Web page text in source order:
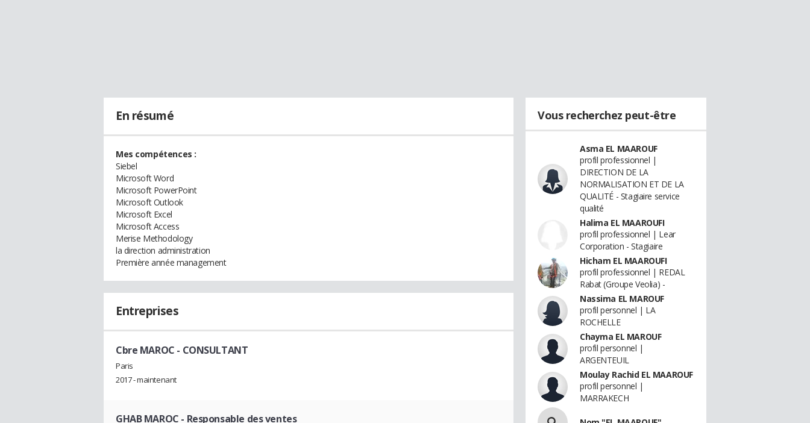
En résumé
Mes compétences :
Siebel
Microsoft Word
Microsoft PowerPoint
Microsoft Outlook
Microsoft Excel
Microsoft Access
Merise Methodology
la direction administration
Première année management
Entreprises
Cbre MAROC - CONSULTANT
Paris
2017 - maintenant
GHAB MAROC - Responsable des ventes
Vous recherchez peut-être
Asma EL MAAROUF
profil professionnel |
DIRECTION DE LA
NORMALISATION ET DE LA
QUALITÉ - Stagiaire service
qualité
Halima EL MAAROUFI
profil professionnel | Lear
Corporation - Stagiaire
Hicham EL MAAROUFI
profil professionnel | REDAL
Rabat (Groupe Veolia) -
Nassima EL MAROUF
profil personnel | LA
ROCHELLE
Chayma EL MAROUF
profil personnel |
ARGENTEUIL
Moulay Rachid EL MAAROUF
profil personnel |
MARRAKECH